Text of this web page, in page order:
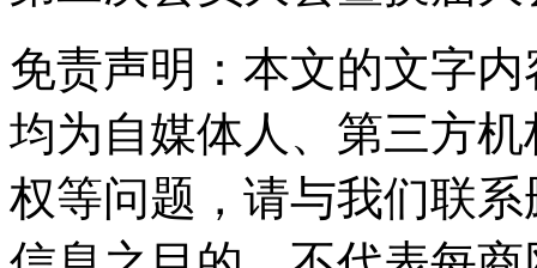
免责声明：本文的文字
均为自媒体人、第三方
权等问题，请与我们联